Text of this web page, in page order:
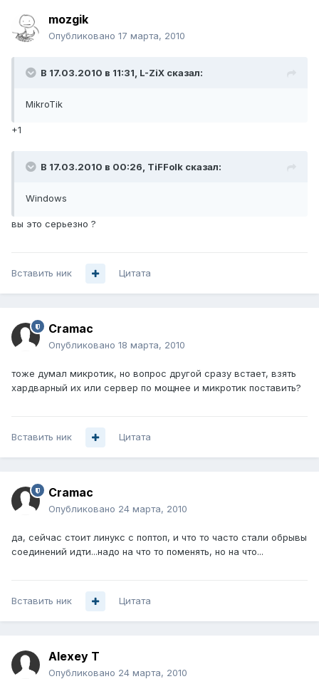
mozgik
Опубликовано 17 марта, 2010
В 17.03.2010 в 11:31, L-ZiX сказал:
MikroTik
+1
В 17.03.2010 в 00:26, TiFFolk сказал:
Windows
вы это серьезно ?
Вставить ник Цитата
Cramac
Опубликовано 18 марта, 2010
тоже думал микротик, но вопрос другой сразу встает, взять
хардварный их или сервер по мощнее и микротик поставить?
Вставить ник Цитата
Cramac
Опубликовано 24 марта, 2010
да, сейчас стоит линукс с поптоп, и что то часто стали обрывы
соединений идти...надо на что то поменять, но на что...
Вставить ник Цитата
Alexey T
Опубликовано 24 марта, 2010